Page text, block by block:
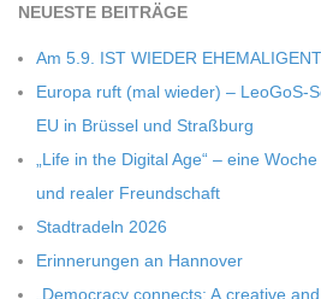
M
I
D
T
NEU­ESTE BEITRÄGE
Am 5.9. IST WIEDER
Europa ruft (mal wie­der) – LeoGoS-
EU in Brüs­sel und Straßburg
„Life in the Digi­tal Age“ – eine
und rea­ler Freundschaft
Stadt­ra­deln 2026
Erin­ne­run­gen an Hannover
„Demo­cracy con­nects: A crea­tive